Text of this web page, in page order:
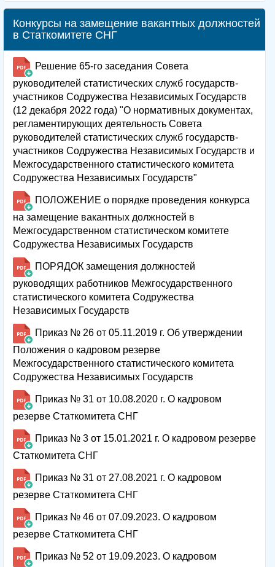
Конкурсы на замещение вакантных должностей
в Статкомитете СНГ
Решение 65-го заседания Совета
руководителей статистических служб государств-
участников Содружества Независимых Государств
(12 декабря 2022 года) "О нормативных документах,
регламентирующих деятельность Совета
руководителей статистических служб государств-
участников Содружества Независимых Государств и
Межгосударственного статистического комитета
Содружества Независимых Государств"
ПОЛОЖЕНИЕ о порядке проведения конкурса
на замещение вакантных должностей в
Межгосударственном статистическом комитете
Содружества Независимых Государств
ПОРЯДОК замещения должностей
руководящих работников Межгосударственного
статистического комитета Содружества
Независимых Государств
Приказ № 26 от 05.11.2019 г. Об утверждении
Положения о кадровом резерве
Межгосударственного статистического комитета
Содружества Независимых Государств
Приказ № 31 от 10.08.2020 г. О кадровом
резерве Статкомитета СНГ
Приказ № 3 от 15.01.2021 г. О кадровом резерве
Статкомитета СНГ
Приказ № 31 от 27.08.2021 г. О кадровом
резерве Статкомитета СНГ
Приказ № 46 от 07.09.2023. О кадровом
резерве Статкомитета СНГ
Приказ № 52 от 19.09.2023. О кадровом